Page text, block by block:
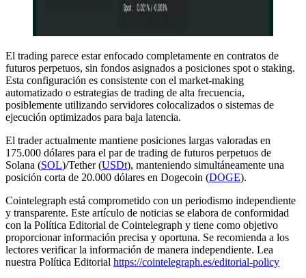
El trading parece estar enfocado completamente en contratos de
futuros perpetuos, sin fondos asignados a posiciones spot o staking.
Esta configuración es consistente con el market-making
automatizado o estrategias de trading de alta frecuencia,
posiblemente utilizando servidores colocalizados o sistemas de
ejecución optimizados para baja latencia.
El trader actualmente mantiene posiciones largas valoradas en
175.000 dólares para el par de trading de futuros perpetuos de
Solana (SOL)/Tether (USDt), manteniendo simultáneamente una
posición corta de 20.000 dólares en Dogecoin (DOGE).
Cointelegraph está comprometido con un periodismo independiente
y transparente. Este artículo de noticias se elabora de conformidad
con la Política Editorial de Cointelegraph y tiene como objetivo
proporcionar información precisa y oportuna. Se recomienda a los
lectores verificar la información de manera independiente. Lea
nuestra Política Editorial https://cointelegraph.es/editorial-policy